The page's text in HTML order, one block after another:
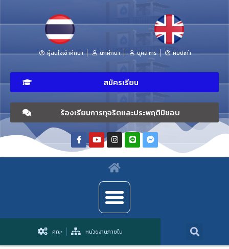
ผู้สนใจเข้าศึกษา นักศึกษา บุคลากร ศิษย์เก่า
สมัครเรียน
ร้องเรียนการทุจริตและประพฤติมิชอบ
คณะ หน่วยงานภายใน